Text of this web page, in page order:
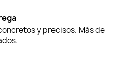
y precisos. Más de